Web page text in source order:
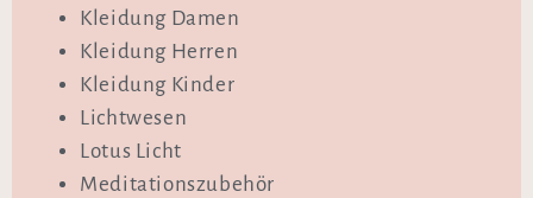
Kleidung Damen
Kleidung Herren
Kleidung Kinder
Lichtwesen
Lotus Licht
Meditationszubehör